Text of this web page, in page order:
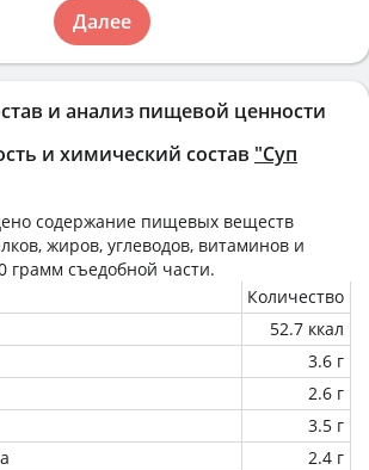
и анализ пищевой ценности
и химический состав "Суп
содержание пищевых веществ
жиров, углеводов, витаминов и
грамм съедобной части.
Количество
52.7 ккал
3.6 г
2.6 г
3.5 г
2.4 г
Далее